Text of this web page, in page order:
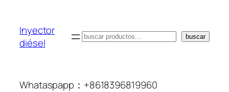
Inyector
diésel
搜
buscar
Whataspapp：+8618396819960